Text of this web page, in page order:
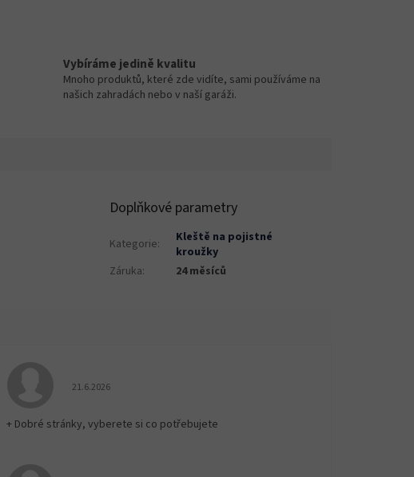
Vybíráme jedině kvalitu
Mnoho produktů, které zde vidíte, sami používáme na
našich zahradách nebo v naší garáži.
Doplňkové parametry
Kategorie:
Kleště na pojistné
kroužky
Záruka: 24 měsíců
Hodnocení obchodu je 5 z 5 hvězdiček.
21.6.2026
+ Dobré stránky, vyberete si co potřebujete